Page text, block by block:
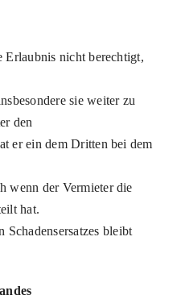
Erlaubnis nicht berechtigt,
sie weiter zu
den
er ein dem Dritten bei dem
wenn der Vermieter die
hat.
bleibt